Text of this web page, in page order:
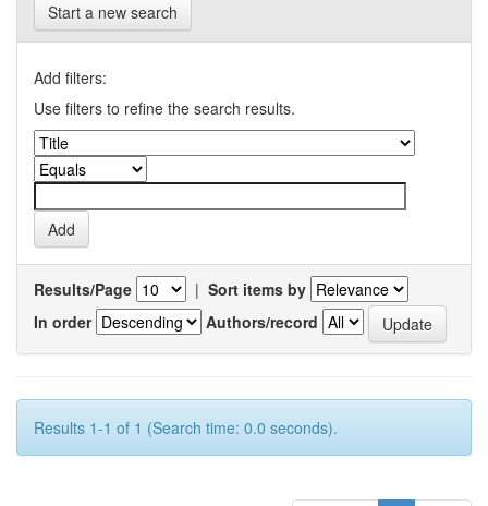
Start a new search
Add filters:
Use filters to refine the search results.
Results/Page | Sort items by
In order
Authors/record
Results 1-1 of 1 (Search time: 0.0 seconds).